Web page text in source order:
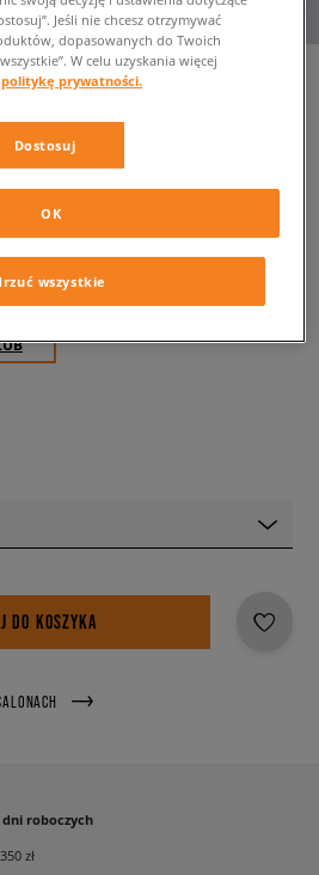
DO KOSZYKA
dni roboczych
zł
Jeśli nie chcesz otrzymywać
dopasowanych do Twoich
W celu uzyskania więcej
politykę prywatności.
Dostosuj
wszystkie
OK